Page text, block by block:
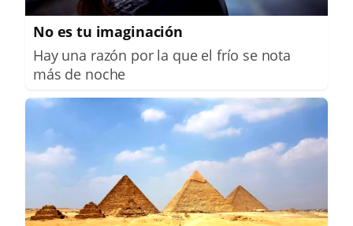
No es tu imaginación
Hay una razón por la que el frío se nota
más de noche